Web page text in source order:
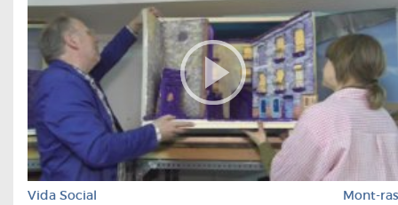
Vida Social Mont-ras